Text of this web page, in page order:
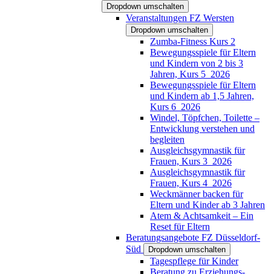
Dropdown umschalten
Veranstaltungen FZ Wersten
Dropdown umschalten
Zumba-Fitness Kurs 2
Bewegungsspiele für Eltern
und Kindern von 2 bis 3
Jahren, Kurs 5_2026
Bewegungsspiele für Eltern
und Kindern ab 1,5 Jahren,
Kurs 6_2026
Windel, Töpfchen, Toilette –
Entwicklung verstehen und
begleiten
Ausgleichsgymnastik für
Frauen, Kurs 3_2026
Ausgleichsgymnastik für
Frauen, Kurs 4_2026
Weckmänner backen für
Eltern und Kinder ab 3 Jahren
Atem & Achtsamkeit – Ein
Reset für Eltern
Beratungsangebote FZ Düsseldorf-
Süd
Dropdown umschalten
Tagespflege für Kinder
Beratung zu Erziehungs-,